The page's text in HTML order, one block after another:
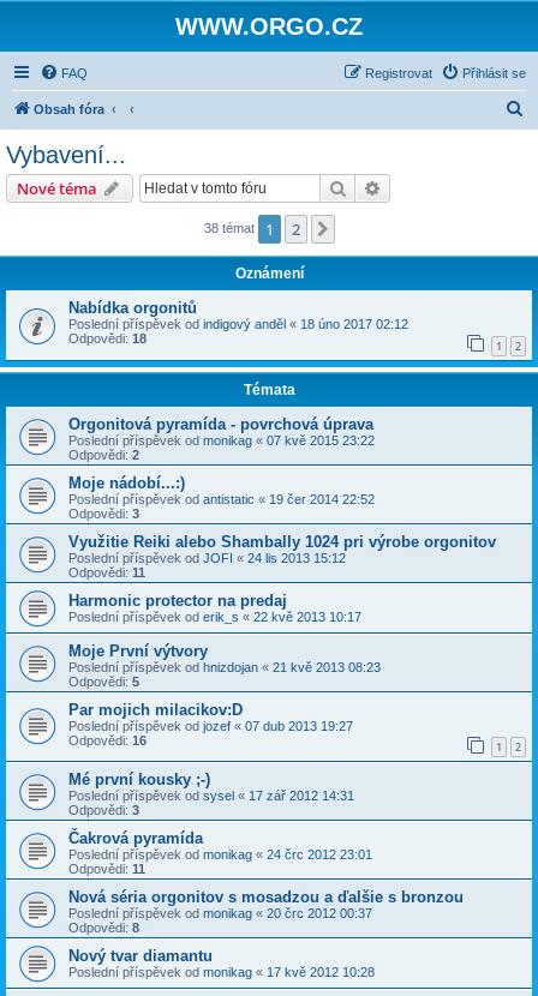
WWW.ORGO.CZ
FAQ Přihlásit se
Registrovat
Obsah fóra
Vybavení...
Nové téma Hledat
38 témat 1 2
Oznámení
Nabídka orgonitů
Poslední příspěvek od indigový anděl « 18 úno 2017 02:12
Odpovědi: 18 1 2
Témata
Orgonitová pyramída - povrchová úprava
Poslední příspěvek od monikag « 07 kvě 2015 23:22
Odpovědi: 2
Moje nádobí...:)
Poslední příspěvek od antistatic « 19 čer 2014 22:52
Odpovědi: 3
Využitie Reiki alebo Shambally 1024 pri výrobe orgonitov
Poslední příspěvek od JOFI « 24 lis 2013 15:12
Odpovědi: 11
Harmonic protector na predaj
Poslední příspěvek od erik_s « 22 kvě 2013 10:17
Moje První výtvory
Poslední příspěvek od hnizdojan « 21 kvě 2013 08:23
Odpovědi: 5
Par mojich milacikov:D
Poslední příspěvek od jozef « 07 dub 2013 19:27
Odpovědi: 16 1 2
Mé první kousky ;-)
Poslední příspěvek od sysel « 17 zář 2012 14:31
Odpovědi: 3
Čakrová pyramída
Poslední příspěvek od monikag « 24 črc 2012 23:01
Odpovědi: 11
Nová séria orgonitov s mosadzou a ďalšie s bronzou
Poslední příspěvek od monikag « 20 črc 2012 00:37
Odpovědi: 8
Nový tvar diamantu
Poslední příspěvek od monikag « 17 kvě 2012 10:28